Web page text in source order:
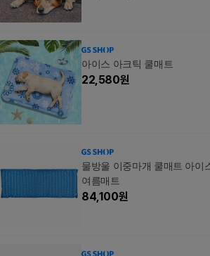
아이스 아크틱 쿨매트
22,580원
물방울 이중마개 쿨매트 아이
여름매트
84,100원